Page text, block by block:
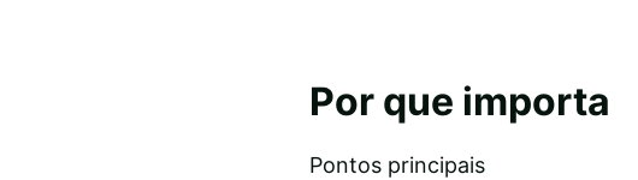
Por que importa
Pontos principais